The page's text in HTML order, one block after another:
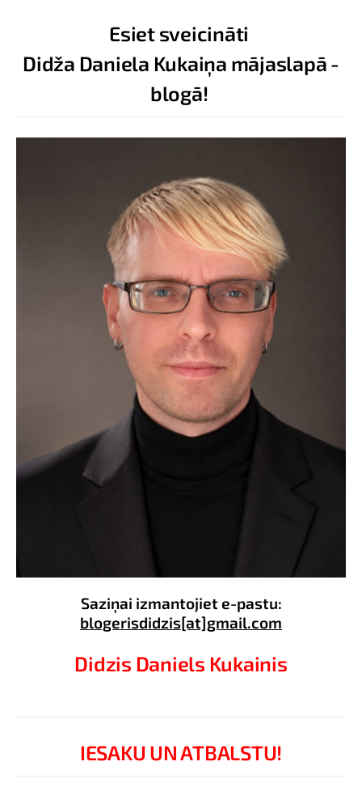
Esiet sveicināti
Didža Daniela Kukaiņa mājaslapā -
blogā!
Saziņai izmantojiet e-pastu:
blogerisdidzis[at]gmail.com
Didzis Daniels Kukainis
IESAKU UN ATBALSTU!